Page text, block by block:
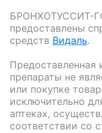
БРОНХОТУССИТ-
предоставлены
средств Видаль.
Предоставленная
препараты не
или покупке
исключительно
аптеках,
соответствии со